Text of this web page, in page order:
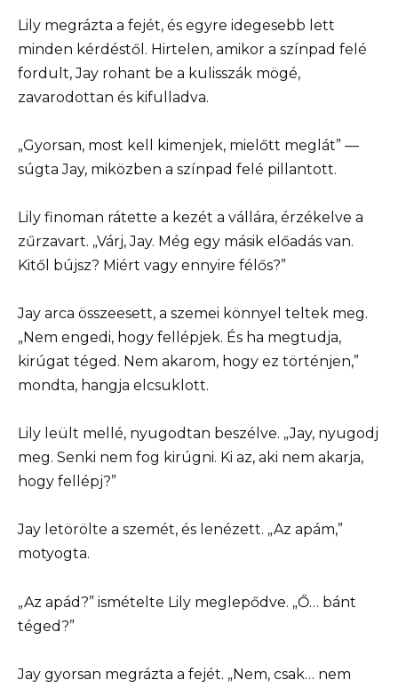
Lily megrázta a fejét, és egyre idegesebb lett
minden kérdéstől. Hirtelen, amikor a színpad felé
fordult, Jay rohant be a kulisszák mögé,
zavarodottan és kifulladva.
„Gyorsan, most kell kimenjek, mielőtt meglát” —
súgta Jay, miközben a színpad felé pillantott.
Lily finoman rátette a kezét a vállára, érzékelve a
zűrzavart. „Várj, Jay. Még egy másik előadás van.
Kitől bújsz? Miért vagy ennyire félős?”
Jay arca összeesett, a szemei könnyel teltek meg.
„Nem engedi, hogy fellépjek. És ha megtudja,
kirúgat téged. Nem akarom, hogy ez történjen,”
mondta, hangja elcsuklott.
Lily leült mellé, nyugodtan beszélve. „Jay, nyugodj
meg. Senki nem fog kirúgni. Ki az, aki nem akarja,
hogy fellépj?”
Jay letörölte a szemét, és lenézett. „Az apám,”
motyogta.
„Az apád?” ismételte Lily meglepődve. „Ő… bánt
téged?”
Jay gyorsan megrázta a fejét. „Nem, csak… nem